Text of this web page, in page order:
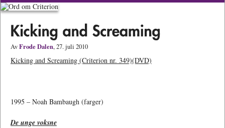
AvFrode Dalen, 27. juli 2010
Kicking and Screaming (Criterion nr. 349)(DVD)
1995 – Noah Bambaugh (farger)
De unge voksne